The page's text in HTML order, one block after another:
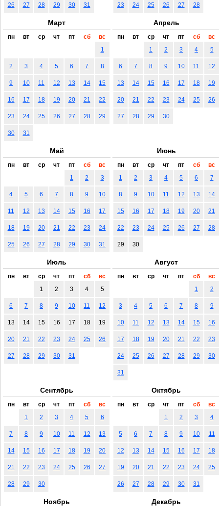
26 27 28 29 30 31 23 24 25 26 27 28
Март
пн вт ср чт пт сб
вс
1
2 3 4 5 6 7 8
9 10 11 12 13 14 15
16 17 18 19 20 21 22
23 24 25 26 27 28 29
30 31
Апрель
пн вт ср чт пт сб
вс
1
2 3 4 5
6 7 8 9 10 11 12
13 14 15 16 17 18 19
20 21 22 23 24 25 26
27 28 29 30
Май
пн вт ср чт пт сб
вс
1
2 3
4 5 6 7 8 9 10
11 12 13 14 15 16 17
18 19 20 21 22 23 24
25 26 27 28 29 30 31
Июнь
пн вт ср чт пт сб
вс
1
2 3 4 5 6 7
8 9 10 11 12 13 14
15 16 17 18 19 20 21
22 23 24 25 26 27 28
29 30
Июль
пн вт ср чт пт сб
вс
1
2 3 4 5
6 7 8 9 10 11 12
13 14 15 16 17 18 19
20 21 22 23 24 25 26
27 28 29 30 31
Август
пн вт ср чт пт сб
вс
1
2
3 4 5 6 7 8 9
10 11 12 13 14 15 16
17 18 19 20 21 22 23
24 25 26 27 28 29 30
31
Сентябрь
пн вт ср чт пт сб
вс
1
2 3 4 5 6
7 8 9 10 11 12 13
14 15 16 17 18 19 20
21 22 23 24 25 26 27
28 29 30
Октябрь
пн вт ср чт пт сб
вс
1
2 3 4
5 6 7 8 9 10 11
12 13 14 15 16 17 18
19 20 21 22 23 24 25
26 27 28 29 30 31
Ноябрь Декабрь